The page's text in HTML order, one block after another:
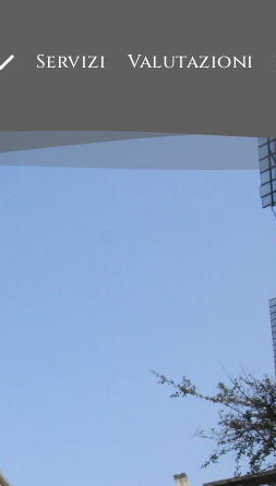
Servizi Valutazioni